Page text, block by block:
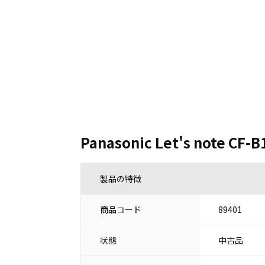
Panasonic Let's note CF-
製品の特徴
商品コード 89401
状態 中古品